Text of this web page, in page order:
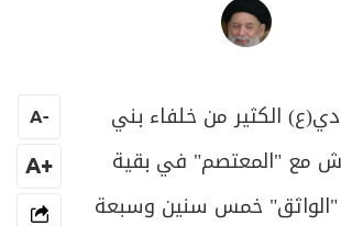
الكثير من خلفاء بني
مع "المعتصم" في بقية
"الواثق" خمس سنين وسبعة
-
A
+A